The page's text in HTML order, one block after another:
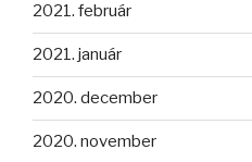
2021. február
2021. január
2020. december
2020. november